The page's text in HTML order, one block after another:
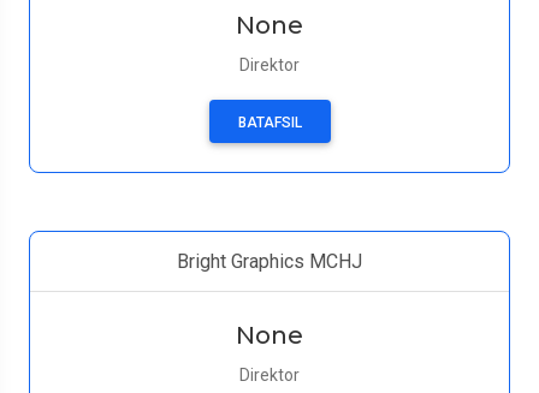
None
Direktor
BATAFSIL
Bright Graphics MCHJ
None
Direktor